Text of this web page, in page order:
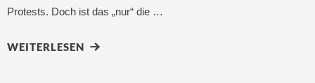
Protests. Doch ist das „nur“ die …
WEITERLESEN